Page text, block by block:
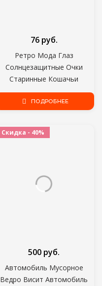
Ретро Мода Глаз
Солнцезащитные Очки
Старинные Кошачьи
Солнцезащитные очки
Женщины Треугольные
Oculos De Sol UV400
76 руб.
ПОДРОБНЕЕ
Скидка - 40%
Автомобиль Мусорное
Ведро Висит Автомобиль
500 руб.